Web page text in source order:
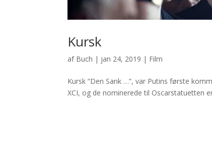
Kursk
af Buch | jan 24, 2019 | Film
Kursk “Den Sank …”, var Putins første
XCI, og de nominerede til Oscarstatuetten